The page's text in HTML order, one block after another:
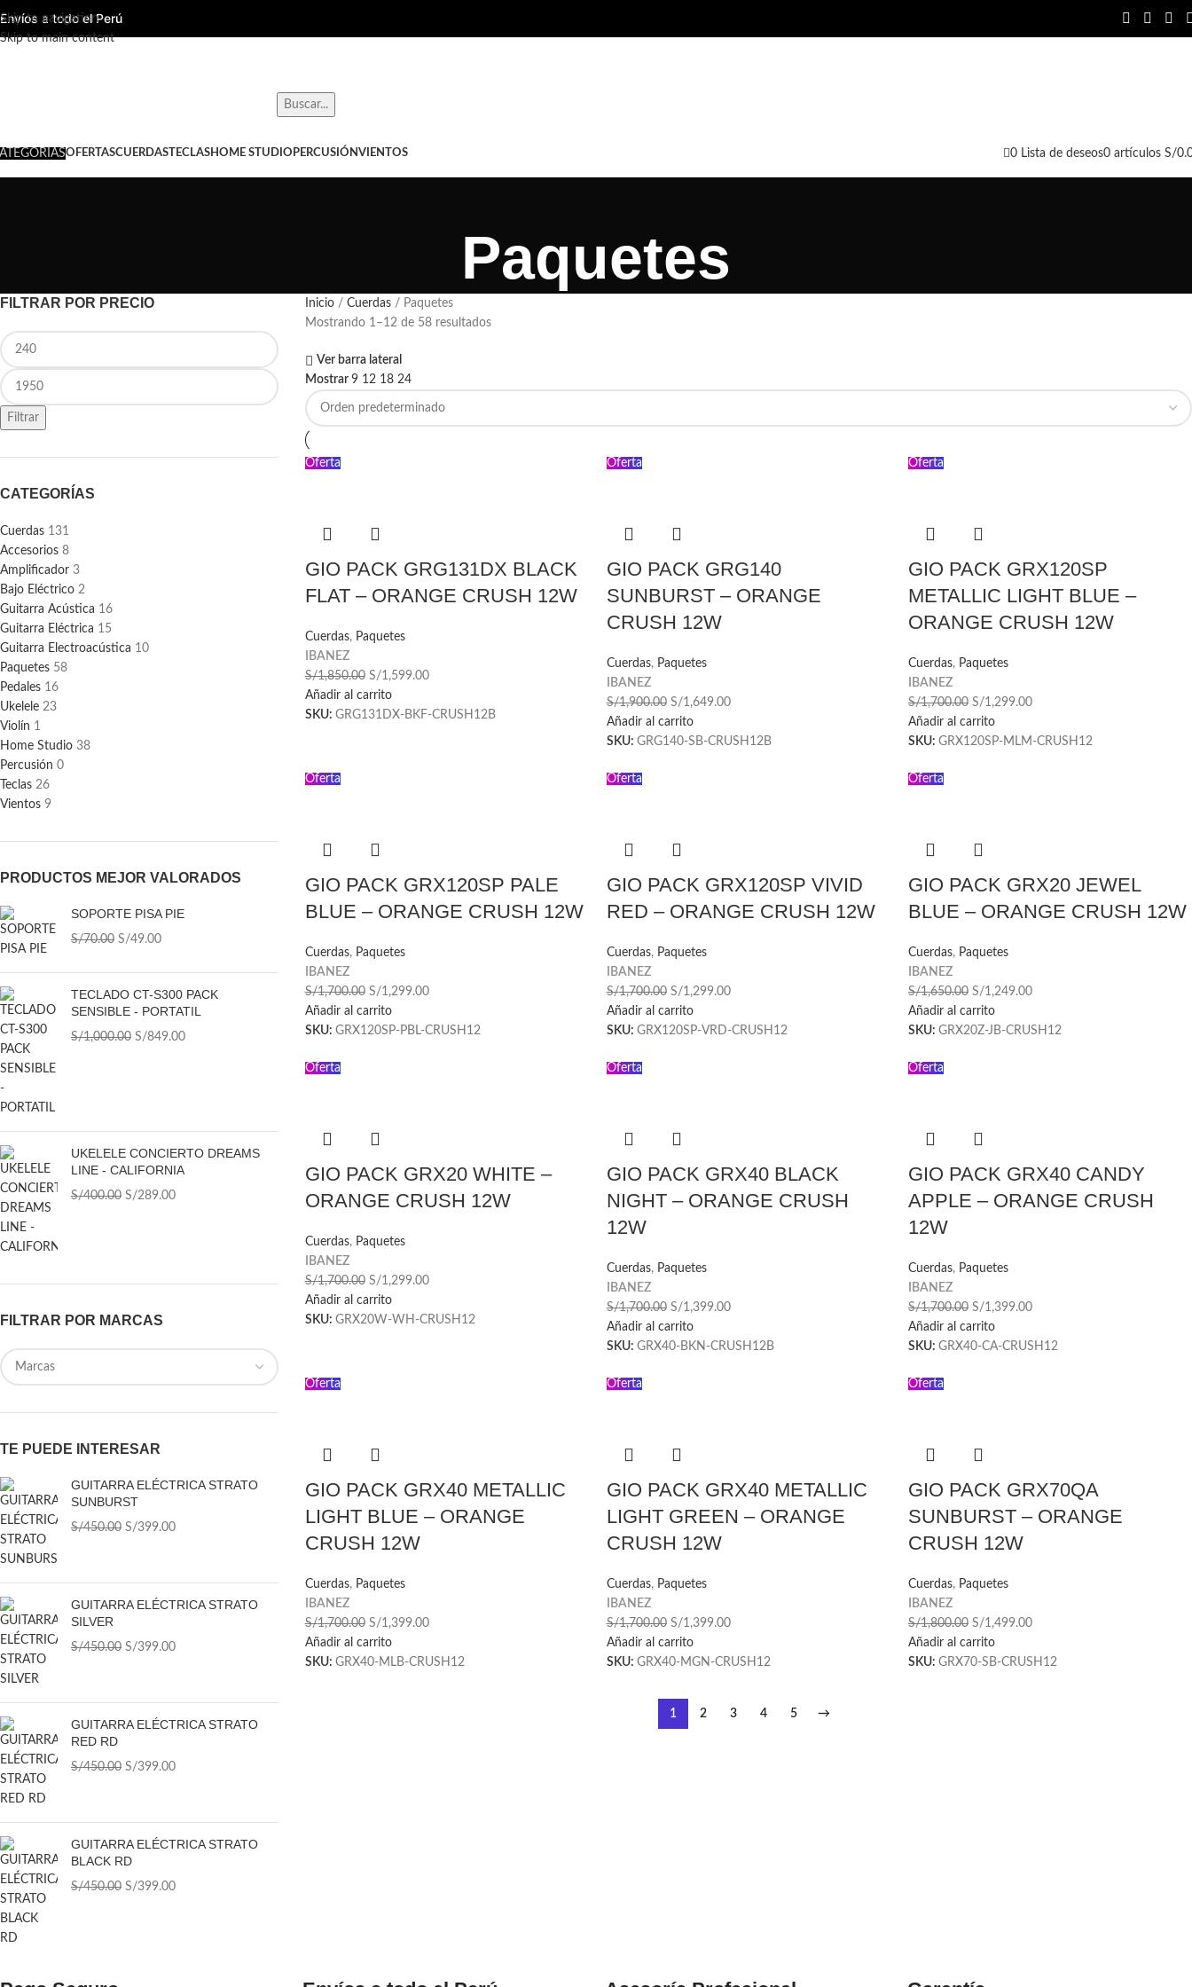
Skip to navigation
Skip to main content
Envíos a todo el Perú
Buscar...
OFERTASCUERDASTECLASHOME STUDIO PERCUSIÓNVIENTOS 0 Lista de deseos0 artículos S/
Paquetes
FILTRAR POR PRECIO
Filtrar
CATEGORÍAS
Cuerdas 131
Accesorios 8
Amplificador 3
Bajo Eléctrico 2
Guitarra Acústica 16
Guitarra Eléctrica 15
Guitarra Electroacústica 10
Paquetes 58
Pedales 16
Ukelele 23
Violín 1
Home Studio 38
Percusión 0
Teclas 26
Vientos 9
PRODUCTOS MEJOR VALORADOS
SOPORTE PISA PIE
S/70.00 S/49.00
TECLADO CT-S300 PACK
SENSIBLE - PORTATIL
S/1,000.00 S/849.00
UKELELE CONCIERTO DREAMS
LINE - CALIFORNIA
S/400.00 S/289.00
FILTRAR POR MARCAS
TE PUEDE INTERESAR
GUITARRA ELÉCTRICA STRATO
SUNBURST
S/450.00 S/399.00
GUITARRA ELÉCTRICA STRATO
SILVER
S/450.00 S/399.00
GUITARRA ELÉCTRICA STRATO
RED RD
S/450.00 S/399.00
GUITARRA ELÉCTRICA STRATO
BLACK RD
S/450.00 S/399.00
Inicio Cuerdas
Paquetes
Mostrando 1–12 de 58 resultados
Ver barra lateral
Mostrar 9 12 18 24
Oferta
GIO PACK GRG131DX BLACK
FLAT – ORANGE CRUSH 12W
Cuerdas, Paquetes
IBANEZ
S/1,850.00 S/1,599.00
Añadir al carrito
SKU: GRG131DX-BKF-CRUSH12B
Oferta
GIO PACK GRG140
SUNBURST – ORANGE
CRUSH 12W
Cuerdas, Paquetes
IBANEZ
S/1,900.00 S/1,649.00
Añadir al carrito
SKU: GRG140-SB-CRUSH12B
Oferta
GIO PACK GRX120SP
METALLIC LIGHT BLUE –
ORANGE CRUSH 12W
Cuerdas, Paquetes
IBANEZ
S/1,700.00 S/1,299.00
Añadir al carrito
SKU: GRX120SP-MLM-CRUSH12
Oferta
GIO PACK GRX120SP PALE
BLUE – ORANGE CRUSH 12W
Cuerdas, Paquetes
IBANEZ
S/1,700.00 S/1,299.00
Añadir al carrito
SKU: GRX120SP-PBL-CRUSH12
Oferta
GIO PACK GRX120SP VIVID
RED – ORANGE CRUSH 12W
Cuerdas, Paquetes
IBANEZ
S/1,700.00 S/1,299.00
Añadir al carrito
SKU: GRX120SP-VRD-CRUSH12
Oferta
GIO PACK GRX20 JEWEL
BLUE – ORANGE CRUSH 12W
Cuerdas, Paquetes
IBANEZ
S/1,650.00 S/1,249.00
Añadir al carrito
SKU: GRX20Z-JB-CRUSH12
Oferta
GIO PACK GRX20 WHITE –
ORANGE CRUSH 12W
Cuerdas, Paquetes
IBANEZ
S/1,700.00 S/1,299.00
Añadir al carrito
SKU: GRX20W-WH-CRUSH12
Oferta
GIO PACK GRX40 BLACK
NIGHT – ORANGE CRUSH
12W
Cuerdas, Paquetes
IBANEZ
S/1,700.00 S/1,399.00
Añadir al carrito
SKU: GRX40-BKN-CRUSH12B
Oferta
GIO PACK GRX40 CANDY
APPLE – ORANGE CRUSH
12W
Cuerdas, Paquetes
IBANEZ
S/1,700.00 S/1,399.00
Añadir al carrito
SKU: GRX40-CA-CRUSH12
Oferta
GIO PACK GRX40 METALLIC
LIGHT BLUE – ORANGE
CRUSH 12W
Cuerdas, Paquetes
IBANEZ
S/1,700.00 S/1,399.00
Añadir al carrito
SKU: GRX40-MLB-CRUSH12
Oferta
GIO PACK GRX40 METALLIC
LIGHT GREEN – ORANGE
CRUSH 12W
Cuerdas, Paquetes
IBANEZ
S/1,700.00 S/1,399.00
Añadir al carrito
SKU: GRX40-MGN-CRUSH12
Oferta
GIO PACK GRX70QA
SUNBURST – ORANGE
CRUSH 12W
Cuerdas, Paquetes
IBANEZ
S/1,800.00 S/1,499.00
Añadir al carrito
SKU: GRX70-SB-CRUSH12
1 2 3 4 5 →